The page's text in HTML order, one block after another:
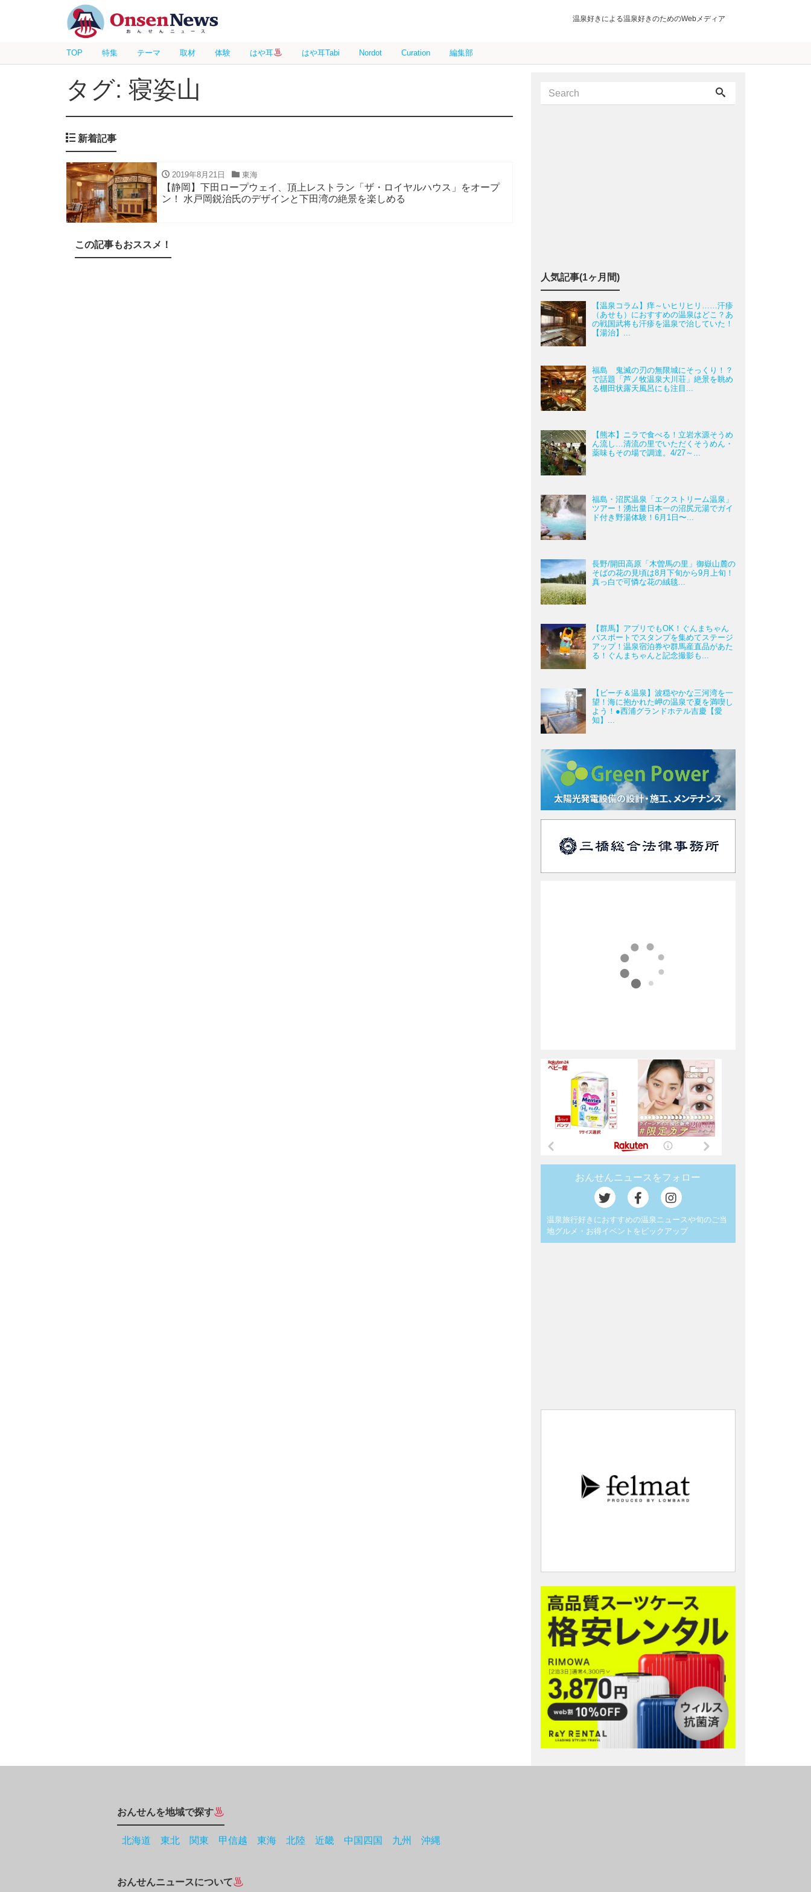
温泉好きによる温泉好きのためのWebメディア
TOP 特集 テーマ 取材 体験 はや耳 はや耳Tabi Nordot Curation 編集部
タグ: 寝姿山
新着記事
2019年8月21日 東海
【静岡】下田ロープウェイ、頂上レストラン「ザ・ロイヤルハウス」をオープ
ン！ 水戸岡鋭治氏のデザインと下田湾の絶景を楽しめる
この記事もおススメ！
人気記事(1ヶ月間)
【温泉コラム】痒～いヒリヒリ……汗疹
（あせも）におすすめの温泉はどこ？あ
の戦国武将も汗疹を温泉で治していた！
【湯治】...
福島 鬼滅の刃の無限城にそっくり！？
で話題「芦ノ牧温泉大川荘」絶景を眺め
る棚田状露天風呂にも注目...
【熊本】ニラで食べる！立岩水源そうめ
ん流し…清流の里でいただくそうめん・
薬味もその場で調達。4/27～...
福島・沼尻温泉「エクストリーム温泉」
ツアー！湧出量日本一の沼尻元湯でガイ
ド付き野湯体験！6月1日〜...
長野/開田高原「木曽馬の里」御嶽山麓の
そばの花の見頃は8月下旬から9月上旬！
真っ白で可憐な花の絨毯...
【群馬】アプリでもOK！ぐんまちゃん
パスポートでスタンプを集めてステージ
アップ！温泉宿泊券や群馬産直品があた
る！ぐんまちゃんと記念撮影も...
【ビーチ＆温泉】波穏やかな三河湾を一
望！海に抱かれた岬の温泉で夏を満喫し
よう！●西浦グランドホテル吉慶【愛
知】...
おんせんニュースをフォロー
温泉旅行好きにおすすめの温泉ニュースや旬のご当
地グルメ・お得イベントをピックアップ
おんせんを地域で探す
北海道 東北 関東 甲信越 東海 北陸 近畿 中国四国 九州 沖縄
おんせんニュースについて